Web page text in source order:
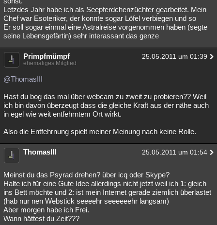
Letzdes Jahr habe ich als Seepferdchenzüchter gearbeitet. Mein
Chef war Esoteriker, der konnte sogar Löfel verbiegen und so
Er soll sogar einmal eine Astralreise vorgenommen haben (segte
seine Lebensgefärtin) sehr interassant das genze
Primpfmümpf 25.05.2011 um 01:39
ehemaliges Mitglied
@ThomasIII
Hast du bog das mal über webcam zu zweit zu probieren?? Weil
ich bin davon überzeugt dass die gleiche Kraft aus der nähe auch
in egel wie weit entfehrntem Ort wirkt.
Also die Entfehrnung spielt meiner Meinung nach keine Rolle.
ThomasIII 25.05.2011 um 01:54
Meinst du das Psyrad drehen? über icq oder Skype?
Halte ich für eine Gute Idee allerdings nicht jetzt weil ich 1: gleich
ins Bett möchte und 2: ist mein Internet gerade ziemlich überlastet
(hab nur nen Webstick seeeehr seeeeeehr langsam)
Aber morgen habe ich Frei.
Wann hättest du Zeit???